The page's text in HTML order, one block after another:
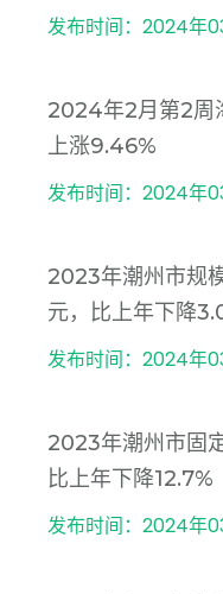
发布时间：2024年
2024年2月第2周
上涨9.46%
发布时间：2024年
2023年潮州市规
元，比上年下降
发布时间：2024年
2023年潮州市固
比上年下降12.7%
发布时间：2024年